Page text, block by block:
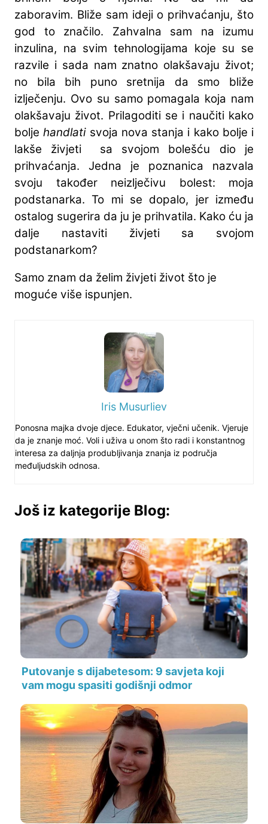
zaboravim. Bliže sam ideji o prihvaćanju, što
god to značilo. Zahvalna sam na izumu
inzulina, na svim tehnologijama koje su se
razvile i sada nam znatno olakšavaju život;
no bila bih puno sretnija da smo bliže
izlječenju. Ovo su samo pomagala koja nam
olakšavaju život. Prilagoditi se i naučiti kako
boljehandlatisvoja nova stanja i kako bolje i
lakše živjeti sa svojom bolešću dio je
prihvaćanja. Jedna je poznanica nazvala
svoju također neizlječivu bolest: moja
podstanarka. To mi se dopalo, jer između
ostalog sugerira da ju je prihvatila. Kako ću ja
dalje nastaviti živjeti sa svojom
podstanarkom?
Samo znam da želim živjeti život što je
moguće više ispunjen.
Iris Musurliev
Ponosna majka dvoje djece. Edukator, vječni učenik. Vjeruje
da je znanje moć. Voli i uživa u onom što radi i konstantnog
interesa za daljnja produbljivanja znanja iz područja
međuljudskih odnosa.
Još iz kategorije Blog:
Putovanje s dijabetesom: 9 savjeta koji
vam mogu spasiti godišnji odmor